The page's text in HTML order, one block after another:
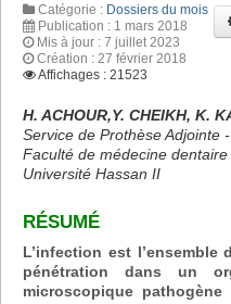
Catégorie : Dossiers du mois
Publication : 1 mars 2018
Mis à jour : 7 juillet 2023
Création : 27 février 2018
Affichages : 21523
H. ACHOUR,Y. CHEIKH, K.
Service de Prothèse Adjointe
Faculté de médecine
Université Hassan II
RÉSUMÉ
L’infection est
pénétration dans un
microscopique